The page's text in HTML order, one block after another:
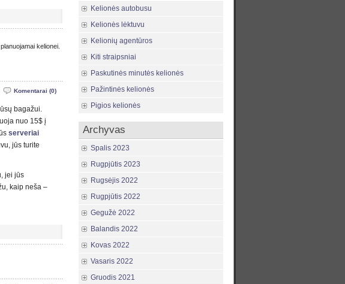
kelionei.
Komentarai (0)
bagažui.
nuo 15$ į
serveriai
jūs turite
jei jūs
kaip neša –
Kelionės autobusu
Kelionės lėktuvu
Kelionių agentūros
Kiti straipsniai
Paskutinės minutės kelionės
Pažintinės kelionės
Pigios kelionės
Archyvas
Spalis 2023
Rugpjūtis 2023
Rugsėjis 2022
Rugpjūtis 2022
Gegužė 2022
Balandis 2022
Kovas 2022
Vasaris 2022
Gruodis 2021